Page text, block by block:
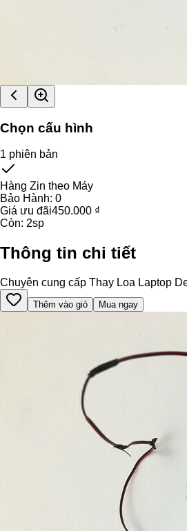
Chọn cấu hình
1 phiên bản
Hàng Zin theo Máy
Bảo Hành: 0
Giá ưu đãi450.000 ₫
Còn: 2sp
Thông tin chi tiết
Chuyên cung cấp Thay Loa Laptop
Thêm vào giỏ Mua ngay